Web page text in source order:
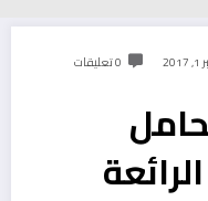
0 تعليقات